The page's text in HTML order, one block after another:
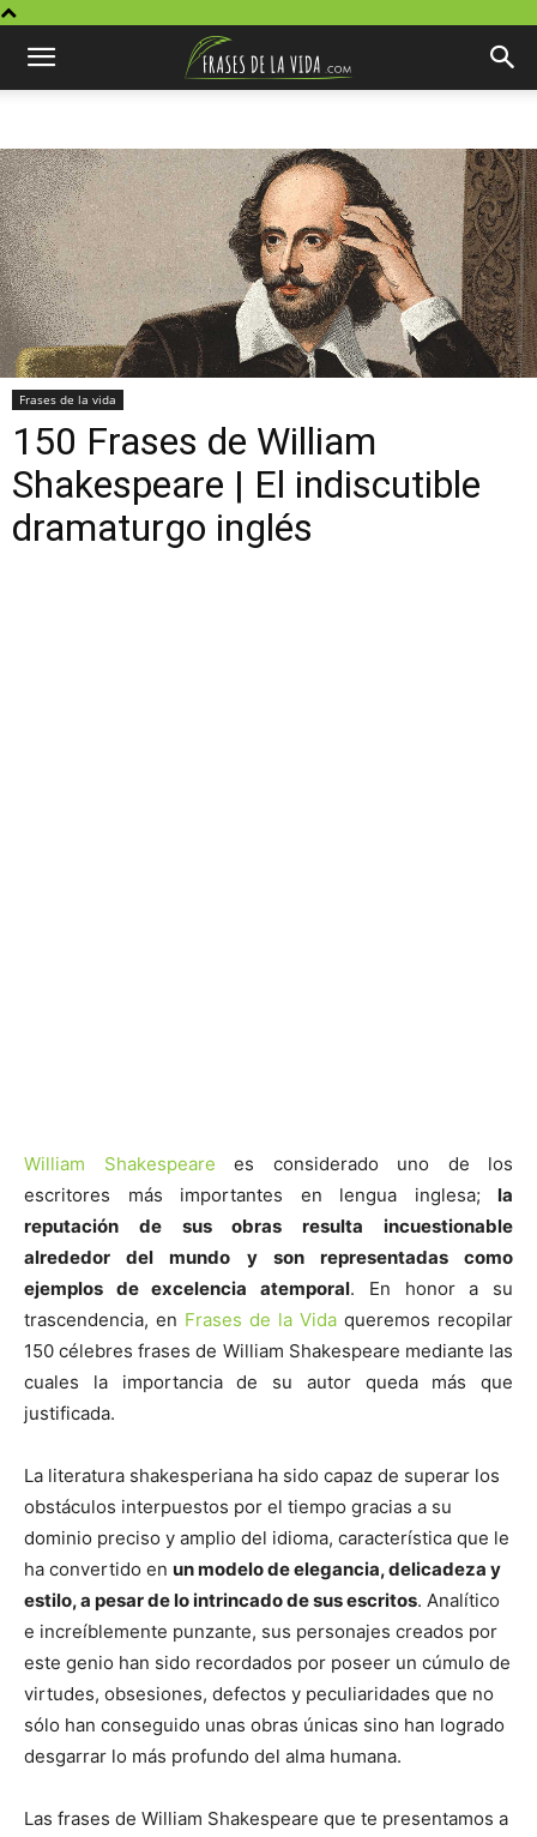
Frases de la vida
150 Frases de William
Shakespeare | El indiscutible
dramaturgo inglés
William Shakespeare es considerado uno de los
escritores más importantes en lengua inglesa; la
reputación de sus obras resulta incuestionable
alrededor del mundo y son representadas como
ejemplos de excelencia atemporal. En honor a su
trascendencia, en Frases de la Vida queremos recopilar
150 célebres frases de William Shakespeare mediante las
cuales la importancia de su autor queda más que
justificada.
La literatura shakesperiana ha sido capaz de superar los
obstáculos interpuestos por el tiempo gracias a su
dominio preciso y amplio del idioma, característica que le
ha convertido en un modelo de elegancia, delicadeza y
estilo, a pesar de lo intrincado de sus escritos. Analítico
e increíblemente punzante, sus personajes creados por
este genio han sido recordados por poseer un cúmulo de
virtudes, obsesiones, defectos y peculiaridades que no
sólo han conseguido unas obras únicas sino han logrado
desgarrar lo más profundo del alma humana.
Las frases de William Shakespeare que te presentamos a